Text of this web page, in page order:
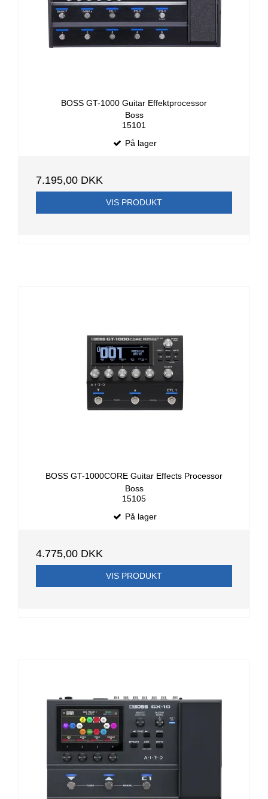
BOSS GT-1000 Guitar Effektprocessor
Boss
15101
På lager
7.195,00 DKK
VIS PRODUKT
BOSS GT-1000CORE Guitar Effects Processor
Boss
15105
På lager
4.775,00 DKK
VIS PRODUKT